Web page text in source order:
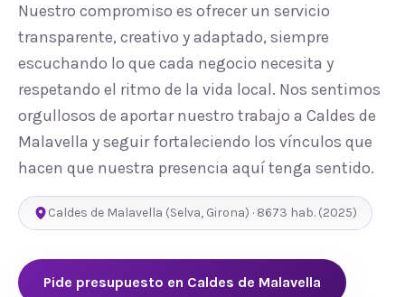
Nuestro compromiso es ofrecer un servicio
transparente, creativo y adaptado, siempre
escuchando lo que cada negocio necesita y
respetando el ritmo de la vida local. Nos sentimos
orgullosos de aportar nuestro trabajo a Caldes de
Malavella y seguir fortaleciendo los vínculos que
hacen que nuestra presencia aquí tenga sentido.
Caldes de Malavella (Selva, Girona) · 8673 hab. (2025)
Pide presupuesto en Caldes de Malavella